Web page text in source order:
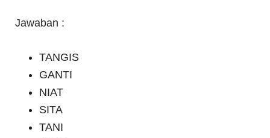
Jawaban :
TANGIS
GANTI
NIAT
SITA
TANI